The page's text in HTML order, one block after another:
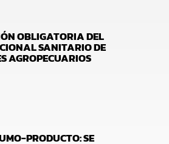
OBLIGATORIA DEL
SANITARIO DE
AGROPECUARIOS
PRODUCTO: SE